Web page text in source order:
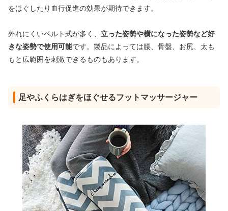
をほぐしたり血行促進の効果が期待できます。
外れにくいベルト式が多く、 立った姿勢や横になった姿勢など好
きな姿勢で使用可能です。製品によっては腰、骨盤、お尻、太も
もと広範囲を刺激できるものもあります。
足やふくらはぎをほぐせるフットマッサージャー